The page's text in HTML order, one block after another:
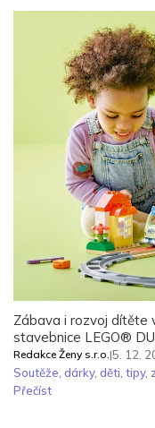
Zábava i rozvoj dítěte
stavebnice LEGO®
Redakce Ženy s.r.o. |5. 12.
Soutěže dárky, děti tipy,
Přečíst